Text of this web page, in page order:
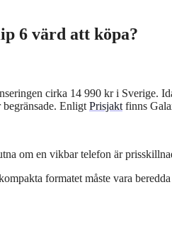
6 värd att köpa?
cirka 14 990 kr i Sverige.
Enligt Prisjakt finns
om en vikbar telefon är
formatet måste vara